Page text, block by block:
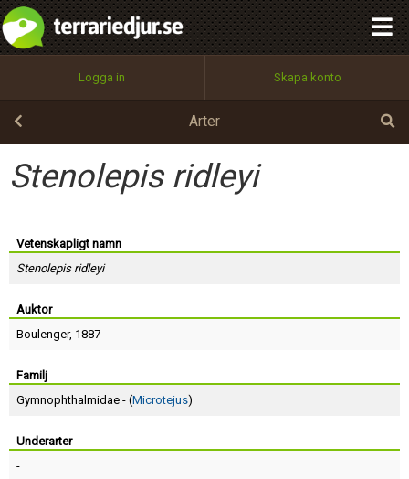
Logga in Skapa konto
Arter
Stenolepis ridleyi
Vetenskapligt namn
Stenolepis ridleyi
Auktor
Boulenger, 1887
Familj
Gymnophthalmidae - (Microtejus)
Underarter
-
Utför
100%
OK
integritetspolicy
Namn:
Epost:
Lösenord:
Terms of Service
Skapa konto
Begär nytt lösenord
Tillbaka till förstasidan